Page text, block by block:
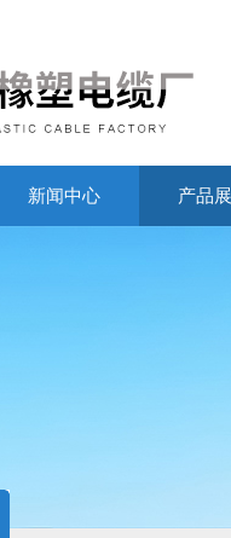
新闻中心 产品